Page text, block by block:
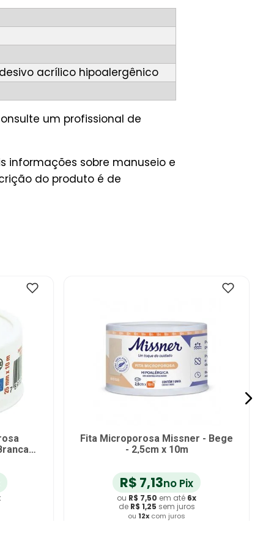
acrílico hipoalergênico
um profissional de
informações sobre manuseio e
do produto é de
Fita Microporosa Missner - Bege
- 2,5cm x 10m
R$ 7,13no Pix
ou R$ 7,50 em até 6x
de R$ 1,25 sem juros
ou 12x com juros